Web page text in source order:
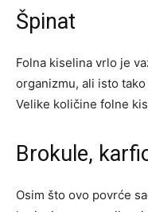
Špinat
Folna kiselina vrlo je
organizmu, ali isto
Velike količine folne
Brokule,
Osim što ovo povrće